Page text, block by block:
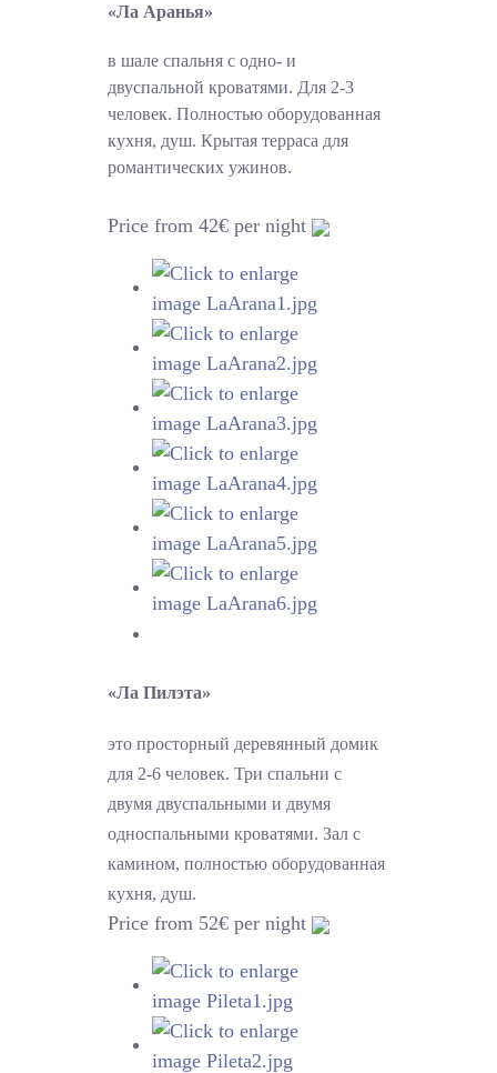
«Ла Аранья»
в шале спальня с одно- и
двуспальной кроватями. Для 2-3
человек. Полностью оборудованная
кухня, душ. Крытая терраса для
романтических ужинов.
Price from 42€ per night
«Ла Пилэта»
это просторный деревянный домик
для 2-6 человек. Три спальни с
двумя двуспальными и двумя
односпальными кроватями. Зал с
камином, полностью оборудованная
кухня, душ.
Price from 52€ per night